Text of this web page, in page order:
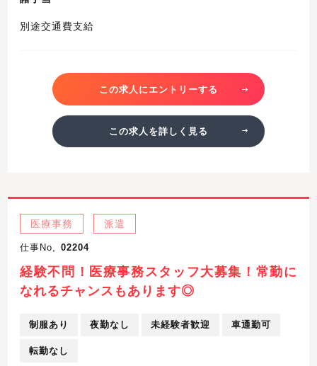
別途交通費支給
この求人にエントリーする
この求人を詳しく見る
医療事務 派遣
仕事No, 02204
経験不問！医療事務スタッフ大募集！常勤に
なれるチャンスもあります◎
制服あり 夜勤なし 未経験者歓迎 車通勤可
転勤なし